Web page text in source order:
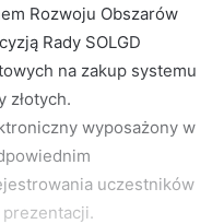
Rozwoju Obszarów
Rady SOLGD
na zakup systemu
złotych.
wyposażony w
uczestników